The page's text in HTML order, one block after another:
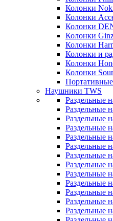
Колонки
Колонки
Колонки
Колонки
Колонки
Колонки и
Колонки
Колонки
Наушники TWS
Раздельные
Раздельные
Раздельные
Раздельные
Раздельные
Раздельные
Раздельные
Раздельные
Раздельные
Раздельные
Раздельные
Раздельные
Раздельные